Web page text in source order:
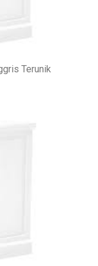
Terunik